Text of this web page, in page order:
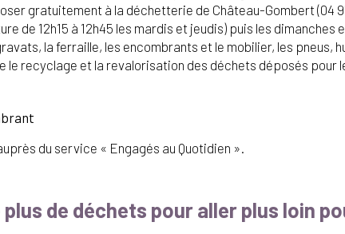
gratuitement à la déchetterie de Château-Gombert (04
de 12h15 à 12h45 les mardis et jeudis) puis les
la ferraille, les encombrants et le mobilier, les pneus,
le recyclage et la revalorisation des déchets déposés pour
du service « Engagés au Quotidien ».
de déchets pour aller plus loin